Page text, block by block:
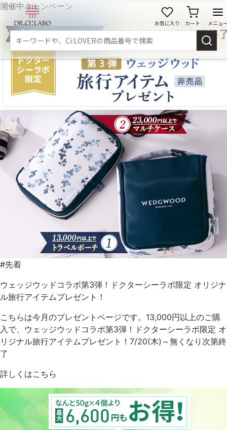
お気に入り カート メニュ
新規会員登録 ログイン
マイページ
スキンケア
商品カテゴリーから探す
メイク落とし 洗顔
角質・導入美容液
ゲル クリーム
UVケア マスク
商品カテゴリーから探す TOP
エンリッチ メディカリフトライン
モイスチャーライン
プロダクトライン TOP
開催中キャンペーン
#先着
ウェッジウッドコラボ第3弾！ドクターシーラボ限定 オリジナ
ル旅行アイテムプレゼント！
こちらは今月のプレゼントページです。13,000円以上のご購
入で、ウェッジウッドコラボ第3弾！ドクターシーラボ限定 オ
リジナル旅行アイテムプレゼント！7/20(木)～無くなり次第終
了
詳しくはこちら